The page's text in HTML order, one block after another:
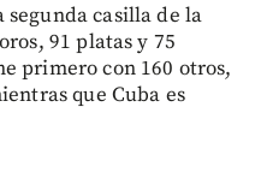
casilla de la
91 platas y 75
primero con 160 otros,
que Cuba es